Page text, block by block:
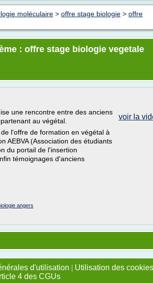
moléculaire > offre stage biologie > offre
: offre stage biologie vegetale
voir la
une rencontre entre des anciens
au végétal.
l'offre de formation en végétal à
AEBVA (Association des étudiants
du portail de l'insertion
témoignages d'anciens
angers
d'utilisation | Utilisation des cookies
4 des CGUs